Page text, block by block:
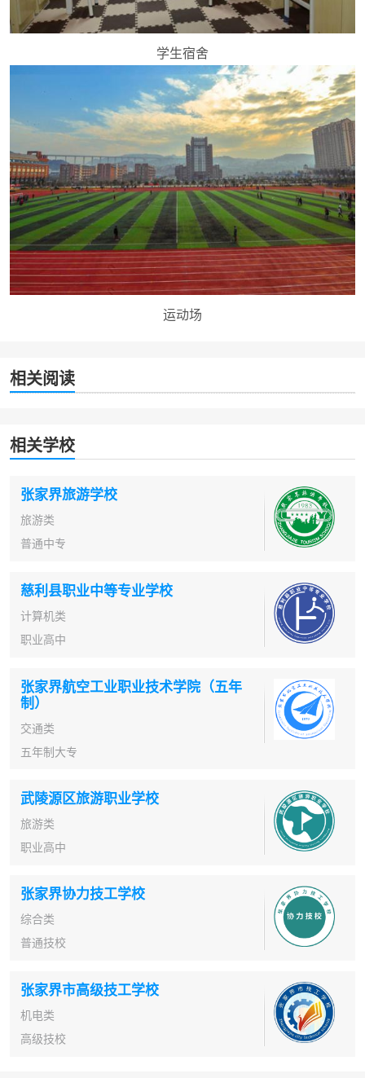
学生宿舍
运动场
相关阅读
相关学校
张家界旅游学校
旅游类
普通中专
慈利县职业中等专业学校
计算机类
职业高中
张家界航空工业职业技术学院（五年
制）
交通类
五年制大专
武陵源区旅游职业学校
旅游类
职业高中
张家界协力技工学校
综合类
普通技校
张家界市高级技工学校
机电类
高级技校